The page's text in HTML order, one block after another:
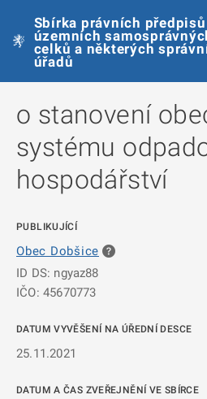
Sbírka právních předpisů
územních
celků a některých
úřadů
o stanovení
systému
hospodářství
PUBLIKUJÍCÍ
Obec Dobšice
ID DS: ngyaz88
IČO: 45670773
DATUM VYVĚŠENÍ NA ÚŘEDNÍ DESCE
25.11.2021
DATUM A ČAS ZVEŘEJNĚNÍ VE SBÍRCE